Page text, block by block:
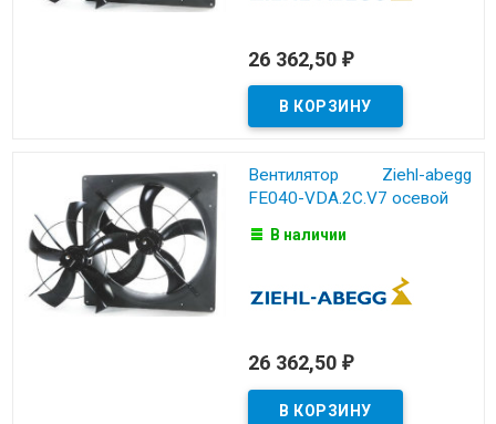
26 362,50 ₽
Вентилятор Ziehl-abegg
FE040-VDA.2C.V7 осевой
В наличии
26 362,50 ₽